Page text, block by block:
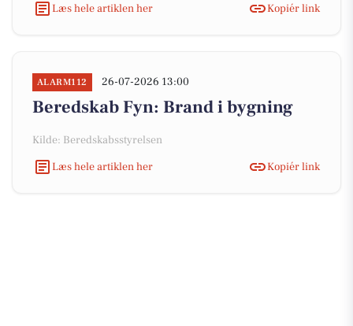
Læs hele artiklen her
Kopiér link
ALARM112 26-07-2026 13:00
Beredskab Fyn: Brand i bygning
Kilde: Beredskabsstyrelsen
Læs hele artiklen her
Kopiér link